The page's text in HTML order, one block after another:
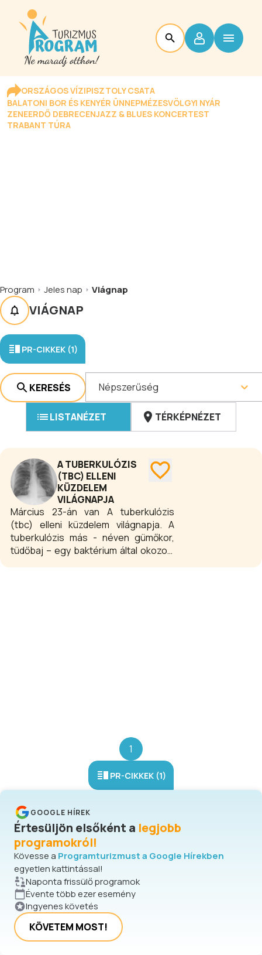
ORSZÁGOS VÍZIPISZTOLY CSATA
BALATONI BOR ÉS KENYÉR ÜNNEPMÉZESVÖLGYI NYÁR
ZENEERDŐ DEBRECENJAZZ & BLUES KONCERTEST
TRABANT TÚRA
Program Jeles nap Viágnap
VIÁGNAP
PR-CIKKEK (1)
KERESÉS Népszerűség
LISTANÉZET TÉRKÉPNÉZET
A TUBERKULÓZIS
(TBC) ELLENI
KÜZDELEM
VILÁGNAPJA
Március 23-án van A tuberkulózis
(tbc) elleni küzdelem világnapja. A
tuberkulózis más - néven gümőkor,
tüdőbaj – egy baktérium által okozott
1
PR-CIKKEK (1)
GOOGLE HÍREK
Értesüljön elsőként a legjobb
programokról!
Kövesse a Programturizmust a Google Hírekben
egyetlen kattintással!
Naponta frissülő programok
Évente több ezer esemény
Ingyenes követés
KÖVETEM MOST!